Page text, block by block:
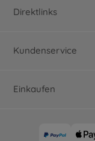
Direktlinks
Kundenservice
Einkaufen